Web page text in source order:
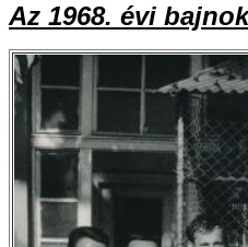
Az 1968. évi